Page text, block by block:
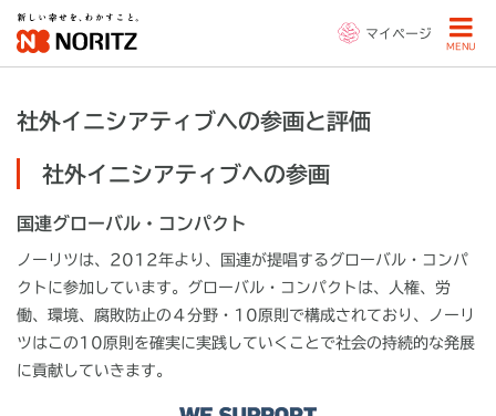
マイページ
MENU
社外イニシアティブへの参画と評価
社外イニシアティブへの参画
国連グローバル・コンパクト
ノーリツは、2012年より、国連が提唱するグローバル・コンパ
クトに参加しています。グローバル・コンパクトは、人権、労
働、環境、腐敗防止の４分野・10原則で構成されており、ノーリ
ツはこの10原則を確実に実践していくことで社会の持続的な発展
に貢献していきます。